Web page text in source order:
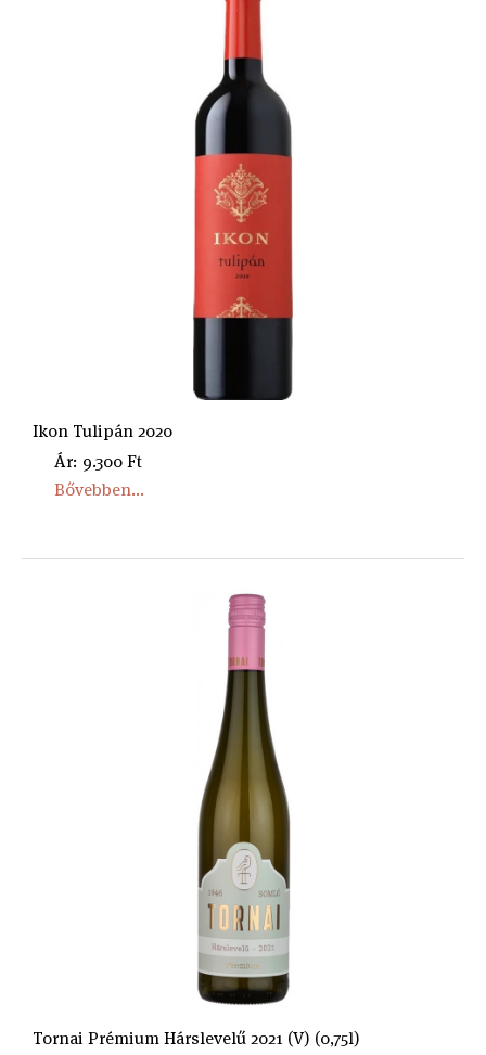
Ikon Tulipán 2020
Ár: 9.300 Ft
Bővebben...
Tornai Prémium Hárslevelű 2021 (V) (0,75l)